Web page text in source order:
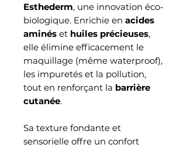
Esthederm, une innovation éco-
biologique. Enrichie en acides
aminés et huiles précieuses,
elle élimine efficacement le
maquillage (même waterproof),
les impuretés et la pollution,
tout en renforçant la barrière
cutanée.
Sa texture fondante et
sensorielle offre un confort